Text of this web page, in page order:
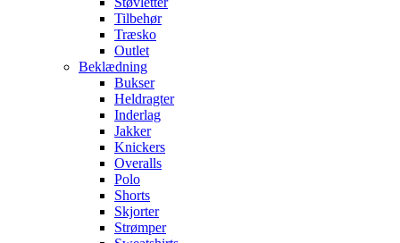
Tilbehør
Træsko
Outlet
Beklædning
Bukser
Heldragter
Inderlag
Jakker
Knickers
Overalls
Polo
Shorts
Skjorter
Strømper